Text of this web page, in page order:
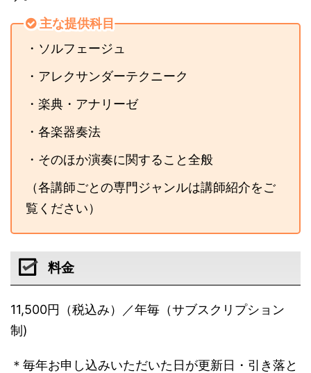
主な提供科目
・ソルフェージュ
・アレクサンダーテクニーク
・楽典・アナリーゼ
・各楽器奏法
・そのほか演奏に関すること全般
（各講師ごとの専門ジャンルは講師紹介をご
覧ください）
料金
11,500円（税込み）／年毎（サブスクリプション
制)
＊毎年お申し込みいただいた日が更新日・引き落と